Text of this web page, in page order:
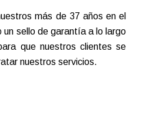
más de 37 años en el
un sello de garantía a lo largo
que nuestros clientes se
nuestros servicios.